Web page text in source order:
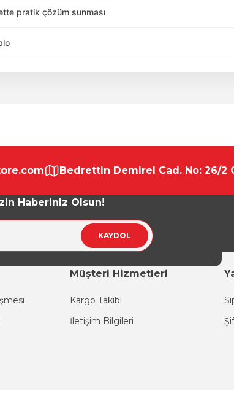
pratik çözüm sunması
Bedrettin Demirel Cad. No: 26/2
Haberiniz Olsun!
KAYDOL
Müşteri Hizmetleri
Kargo Takibi
İletişim Bilgileri